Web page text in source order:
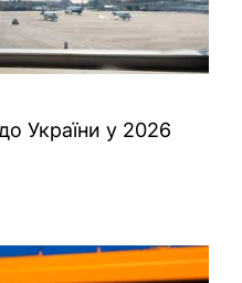
України у 2026